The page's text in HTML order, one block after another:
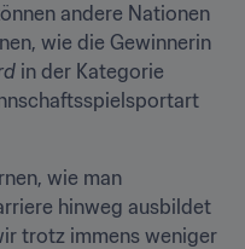
andere Nationen
wie die Gewinnerin
in der Kategorie
wie man
hinweg ausbildet
trotz immens weniger